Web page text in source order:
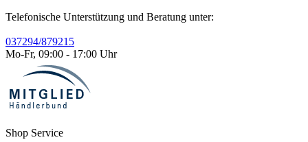
Telefonische Unterstützung und Beratung unter:
037294/879215
Mo-Fr, 09:00 - 17:00 Uhr
Shop Service